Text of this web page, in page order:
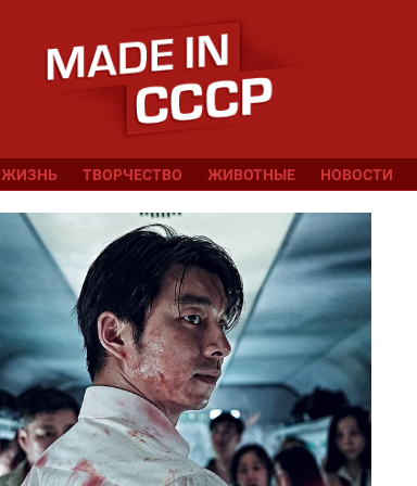
ЖИЗНЬ ТВОРЧЕСТВО ЖИВОТНЫЕ НОВОСТИ